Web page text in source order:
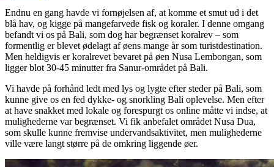
Endnu en gang havde vi fornøjelsen af, at komme et smut ud i det
blå hav, og kigge på mangefarvede fisk og koraler. I denne omgang
befandt vi os på Bali, som dog har begrænset koralrev – som
formentlig er blevet ødelagt af øens mange år som turistdestination.
Men heldigvis er koralrevet bevaret på øen Nusa Lembongan, som
ligger blot 30-45 minutter fra Sanur-området på Bali.
Vi havde på forhånd ledt med lys og lygte efter steder på Bali, som
kunne give os en fed dykke- og snorkling Bali oplevelse. Men efter
at have snakket med lokale og forespurgt os online måtte vi indse, at
mulighederne var begrænset. Vi fik anbefalet området Nusa Dua,
som skulle kunne fremvise undervandsaktivitet, men mulighederne
ville være langt større på de omkring liggende øer.